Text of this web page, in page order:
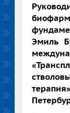
Эмиль